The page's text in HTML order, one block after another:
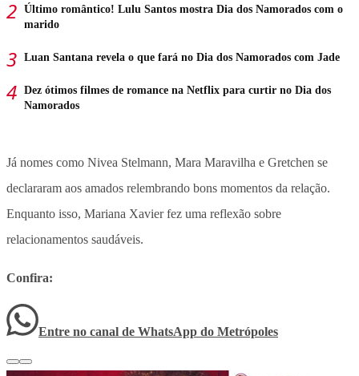
Último romântico! Lulu Santos mostra Dia dos Namorados com o
marido
Luan Santana revela o que fará no Dia dos Namorados com Jade
Dez ótimos filmes de romance na Netflix para curtir no Dia dos
Namorados
Já nomes como Nivea Stelmann, Mara Maravilha e Gretchen se
declararam aos amados relembrando bons momentos da relação.
Enquanto isso, Mariana Xavier fez uma reflexão sobre
relacionamentos saudáveis.
Confira:
Entre no canal de WhatsApp do Metrópoles